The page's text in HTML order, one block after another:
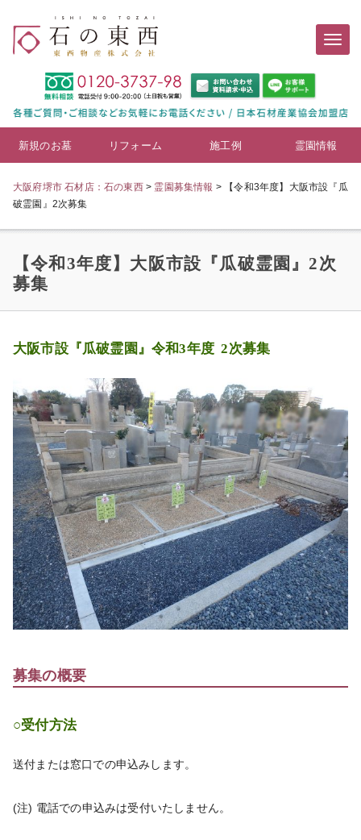
新規のお墓 リフォーム 施工例 霊園情報
大阪府堺市 石材店：石の東西> 霊園募集情報 >
【令和3年度】大阪市設『瓜
破霊園』2次募集
【令和3年度】大阪市設『瓜破霊園』2次
募集
大阪市設『瓜破霊園』令和3年度 2次募集
募集の概要
○受付方法
送付または窓口での申込みします。
(注) 電話での申込みは受付いたしません。